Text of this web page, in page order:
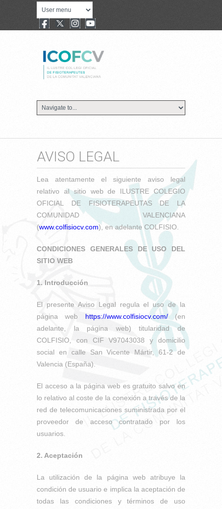
AVISO LEGAL
Lea atentamente el siguiente aviso legal
relativo al sitio web de ILUSTRE COLEGIO
OFICIAL DE FISIOTERAPEUTAS DE LA
COMUNIDAD VALENCIANA
(www.colfisiocv.com), en adelante COLFISIO.
CONDICIONES GENERALES DE USO DEL
SITIO WEB
1. Introducción
El presente Aviso Legal regula el uso de la
página web https://www.colfisiocv.com/(en
adelante, la página web) titularidad de
COLFISIO, con CIF V97043038 y domicilio
social en calle San Vicente Mártir, 61-2 de
Valencia (España).
El acceso a la página web es gratuito salvo en
lo relativo al coste de la conexión a través de la
red de telecomunicaciones suministrada por el
proveedor de acceso contratado por los
usuarios.
2. Aceptación
La utilización de la página web atribuye la
condición de usuario e implica la aceptación de
todas las condiciones y términos de uso